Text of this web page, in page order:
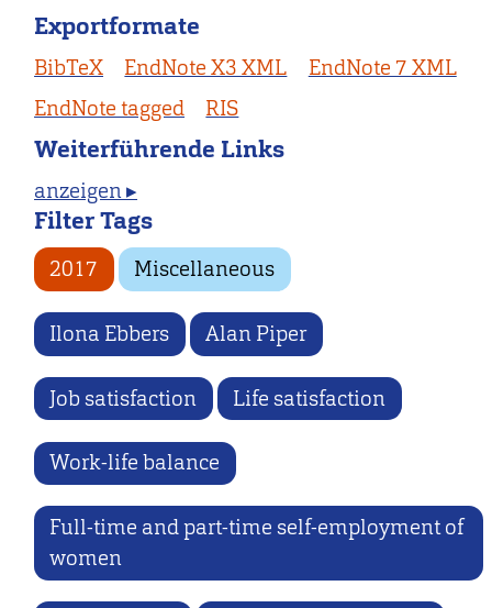
Exportformate
BibTeX EndNote X3 XML
EndNote 7 XML
EndNote tagged
RIS
Weiterführende Links
anzeigen ▸
Filter Tags
2017 Miscellaneous
Ilona Ebbers Alan Piper
Job satisfaction Life satisfaction
Work-life balance
Full-time and part-time self-employment of
women